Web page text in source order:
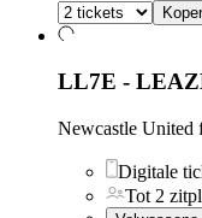
LL7E -
Newcastle United
Digitale
Tot 2